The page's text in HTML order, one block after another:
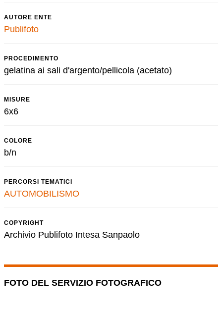
AUTORE ENTE
Publifoto
PROCEDIMENTO
gelatina ai sali d'argento/pellicola (acetato)
MISURE
6x6
COLORE
b/n
PERCORSI TEMATICI
AUTOMOBILISMO
COPYRIGHT
Archivio Publifoto Intesa Sanpaolo
FOTO DEL SERVIZIO FOTOGRAFICO